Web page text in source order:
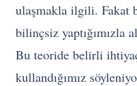
ulaşmakla ilgili. Fakat
bilinçsiz yaptığımızla
Bu teoride belirli
kullandığımız